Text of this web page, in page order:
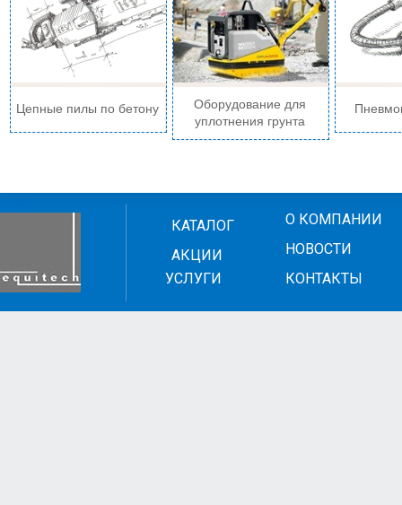
Цепные пилы по бетону
Оборудование для
уплотнения грунта
КАТАЛОГ
АКЦИИ
УСЛУГИ
О КОМПАНИИ
НОВОСТИ
КОНТАКТЫ